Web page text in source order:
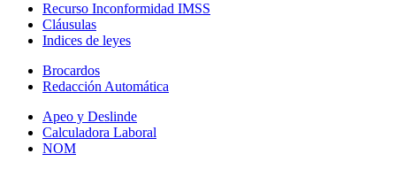
Recurso Inconformidad IMSS
Cláusulas
Indices de leyes
Brocardos
Redacción Automática
Apeo y Deslinde
Calculadora Laboral
NOM